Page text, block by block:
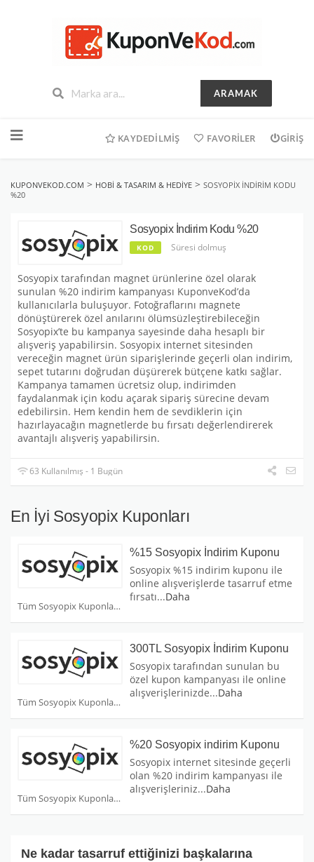
ARAMAK
geç
KAYDEDILMIŞ FAVORILER GIRIŞ
KUPONVEKOD.COM > HOBI & TASARIM & HEDIYE > SOSYOPIX İNDIRIM KODU
%20
Sosyopix İndirim Kodu %20
KOD Süresi dolmuş
Sosyopix tarafından magnet ürünlerine özel olarak
sunulan %20 indirim kampanyası KuponveKod’da
kullanıcılarla buluşuyor. Fotoğraflarını magnete
dönüştürerek özel anılarını ölümsüzleştirebileceğin
Sosyopix’te bu kampanya sayesinde daha hesaplı bir
alışveriş yapabilirsin. Sosyopix internet sitesinden
vereceğin magnet ürün siparişlerinde geçerli olan indirim,
sepet tutarını doğrudan düşürerek bütçene katkı sağlar.
Kampanya tamamen ücretsiz olup, indirimden
faydalanmak için kodu açarak sipariş sürecine devam
edebilirsin. Hem kendin hem de sevdiklerin için
hazırlayacağın magnetlerde bu fırsatı değerlendirerek
avantajlı alışveriş yapabilirsin.
63 Kullanılmış - 1 Bugün
En İyi Sosyopix Kuponları
Tüm Sosyopix Kuponları
%15 Sosyopix İndirim Kuponu
Sosyopix %15 indirim kuponu ile
online alışverişlerde tasarruf etme
fırsatı...Daha
Tüm Sosyopix Kuponları
300TL Sosyopix İndirim Kuponu
Sosyopix tarafından sunulan bu
özel kupon kampanyası ile online
alışverişlerinizde...Daha
Tüm Sosyopix Kuponları
%20 Sosyopix indirim Kuponu
Sosyopix internet sitesinde geçerli
olan %20 indirim kampanyası ile
alışverişleriniz...Daha
Ne kadar tasarruf ettiğinizi başkalarına